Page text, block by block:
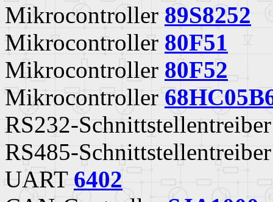
Mikrocontroller 89S8252
Mikrocontroller 80F51
Mikrocontroller 80F52
Mikrocontroller
RS232-
RS485-
UART 6402